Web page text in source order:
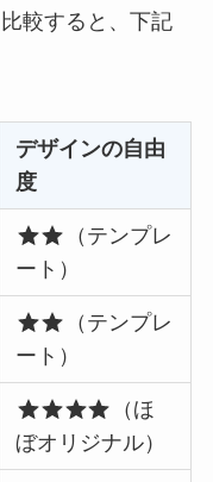
較すると、下記
デザインの自由
度
（テンプレ
ート）
（テンプレ
ート）
（ほ
ぼオリジナル）